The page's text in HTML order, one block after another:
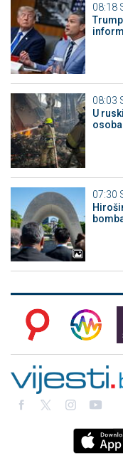
08:18
08:03
U
osoba
07:30